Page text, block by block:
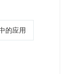
的应用